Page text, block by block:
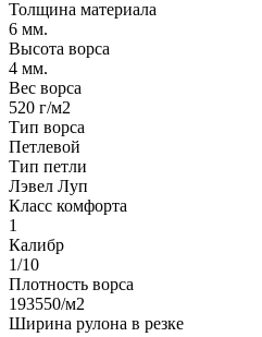
Толщина материала
6 мм.
Высота ворса
4 мм.
Вес ворса
520 г/м2
Тип ворса
Петлевой
Тип петли
Лэвел Луп
Класс комфорта
1
Калибр
1/10
Плотность ворса
193550/м2
Ширина рулона в резке